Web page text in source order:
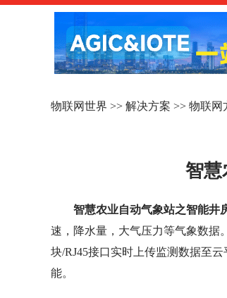
物联网世界 >> 解决方案 >> 物联网
智慧
智慧农业自动气象站之智能井
速，降水量，大气压力等气象数据
块/RJ45接口实时上传监测数据至
能。